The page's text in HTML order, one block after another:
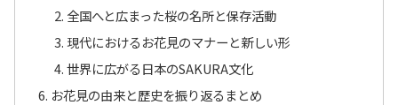
全国へと広まった桜の名所と保存活動
現代におけるお花見のマナーと新しい形
世界に広がる日本のSAKURA文化
お花見の由来と歴史を振り返るまとめ